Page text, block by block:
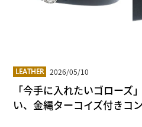
LEATHER 2026/05/10
「今手に入れたいゴローズ
い、金縄ターコイズ付きコ